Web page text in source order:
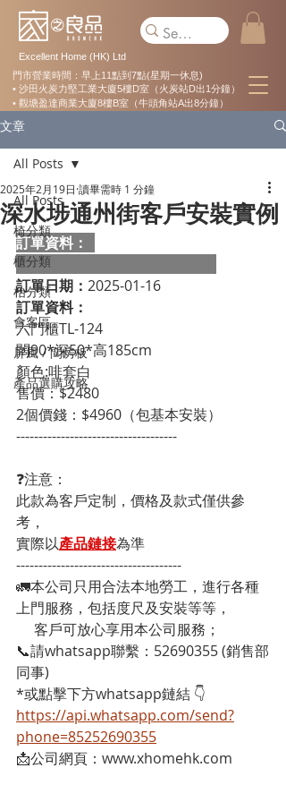
Excellent Home (HK) Ltd
門市營業時間：早上11點到7點(星期一休息)
• 沙田火炭力堅工業大廈5樓D室（火炭站D出1分鐘）
• 觀塘盈達商業大廈8樓B室（牛頭角站A出8分鐘）
文章
All Posts
椅分類
櫃分類
枱分類
會客區
屏風 / 間房板
產品選購攻略
All Posts
深水埗通州街客戶安裝實例
2025年2月19日 讀畢需時 1 分鐘
訂單資料：
訂單日期： 2025-01-16
訂單資料：
六門櫃TL-124
闊90*深50*高185cm
顏色:啡套白
售價：$2480
2個價錢：$4960（包基本安裝）
------------------------------------
❓注意：
此款為客戶定制，價格及款式僅供參
考，
實際以產品鏈接為準
-------------------------------------
🚛本公司只用合法本地勞工，進行各種
上門服務，包括度尺及安裝等等，
     客戶可放心享用本公司服務；
📞請whatsapp聯繫：52690355 (銷售部
同事)
*或點擊下方whatsapp鏈結 👇
https://api.whatsapp.com/send?
phone=85252690355
📩公司網頁：www.xhomehk.com